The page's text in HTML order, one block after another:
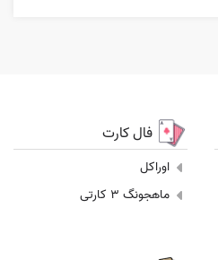
فال کارت
اوراکل
ماهجونگ 3 کارتی